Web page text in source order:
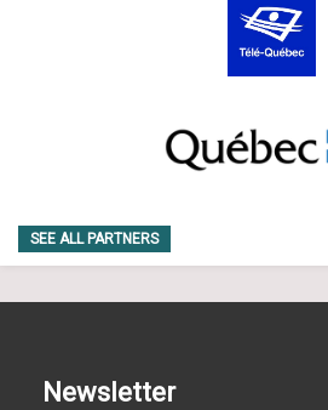
SEE ALL PARTNERS
Newsletter